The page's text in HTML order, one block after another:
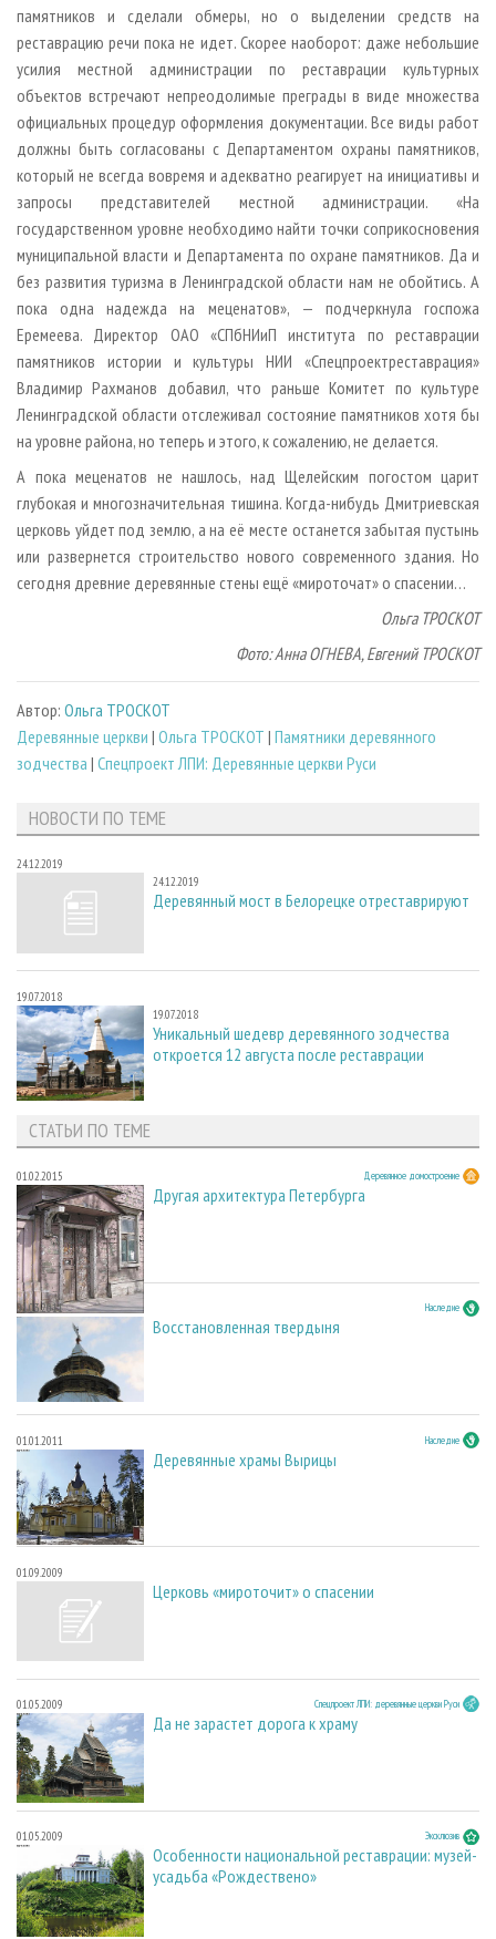
памятников и сделали обмеры, но о выделении средств на
реставрацию речи пока не идет. Скорее наоборот: даже небольшие
усилия местной администрации по реставрации культурных
объектов встречают непреодолимые преграды в виде множества
официальных процедур оформления документации. Все виды работ
должны быть согласованы с Департаментом охраны памятников,
который не всегда вовремя и адекватно реагирует на инициативы и
запросы представителей местной администрации. «На
государственном уровне необходимо найти точки соприкосновения
муниципальной власти и Департамента по охране памятников. Да и
без развития туризма в Ленинградской области нам не обойтись. А
пока одна надежда на меценатов», — подчеркнула госпожа
Еремеева. Директор ОАО «СПбНИиП института по реставрации
памятников истории и культуры НИИ «Спецпроектреставрация»
Владимир Рахманов добавил, что раньше Комитет по культуре
Ленинградской области отслеживал состояние памятников хотя бы
на уровне района, но теперь и этого, к сожалению, не делается.
А пока меценатов не нашлось, над Щелейским погостом царит
глубокая и многозначительная тишина. Когда-нибудь Дмитриевская
церковь уйдет под землю, а на её месте останется забытая пустынь
или развернется строительство нового современного здания. Но
сегодня древние деревянные стены ещё «мироточат» о спасении…
Ольга ТРОСКОТ
Фото: Анна ОГНЕВА, Евгений ТРОСКОТ
Автор: Ольга ТРОСКОТ
Деревянные церкви | Ольга ТРОСКОТ | Памятники деревянного
зодчества | Спецпроект ЛПИ: Деревянные церкви Руси
НОВОСТИ ПО ТЕМЕ
24.12.2019
24.12.2019
Деревянный мост в Белорецке отреставрируют
19.07.2018
19.07.2018
Уникальный шедевр деревянного зодчества
откроется 12 августа после реставрации
СТАТЬИ ПО ТЕМЕ
01.02.2015 Деревянное домостроение
Другая архитектура Петербурга
01.03.2011 Наследие
Восстановленная твердыня
01.01.2011 Наследие
Деревянные храмы Вырицы
01.09.2009
Церковь «мироточит» о спасении
01.05.2009 Спецпроект ЛПИ: деревянные церкви Руси
Да не зарастет дорога к храму
01.05.2009 Эксклюзив
Особенности национальной реставрации: музей-
усадьба «Рождествено»